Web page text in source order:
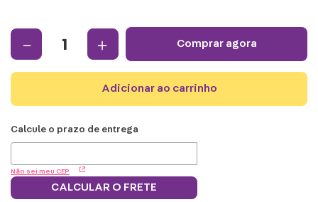
＋
－ comprar agora
adicionar ao carrinho
Não sei meu CEP
CALCULAR O FRETE